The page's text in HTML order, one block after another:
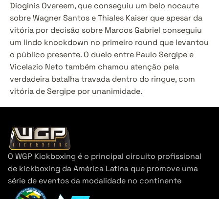
Dioginis Overeem, que conseguiu um belo nocaute
sobre Wagner Santos e Thiales Kaiser que apesar da
vitória por decisão sobre Marcos Gabriel conseguiu
um lindo knockdown no primeiro round que levantou
o público presente. O duelo entre Paulo Sergipe e
Vicelazio Neto também chamou atenção pela
verdadeira batalha travada dentro do ringue, com
vitória de Sergipe por unanimidade.
O WGP Kickboxing é o principal circuito profissional
de kickboxing da América Latina que promove uma
série de eventos da modalidade no continente